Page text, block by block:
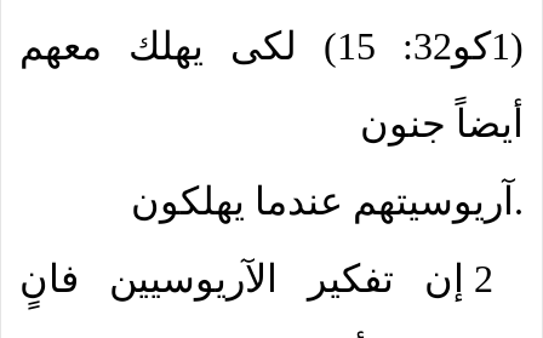
(1كو32: 15) لكى يهلك معهم
أيضاً جنون
آريوسيتهم عندما يهلكون.
2 إن تفكير الآريوسيين فانٍ